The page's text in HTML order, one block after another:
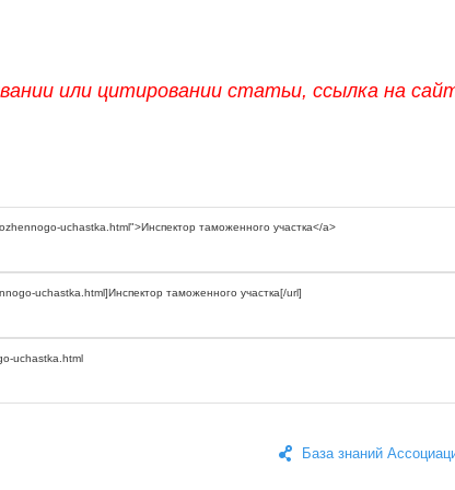
или цитировании статьи, ссылка на
База знаний